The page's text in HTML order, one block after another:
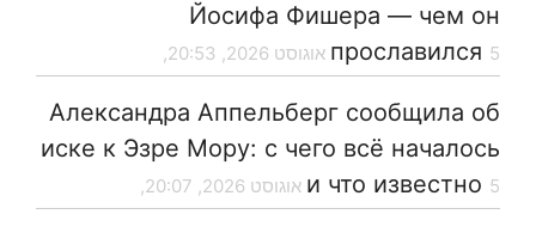
Йосифа Фишера — чем он
прославился 5 אוגוסט 2026, 20:53,
Александра Аппельберг сообщила об
иске к Эзре Мору: с чего всё началось
и что известно 5 אוגוסט 2026, 20:07,